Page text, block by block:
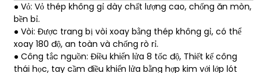
● Vỏ: Vỏ thép không gỉ dày chất lượng cao, chống ăn mòn,
bền bỉ.
● Vòi: Được trang bị vòi xoay bằng thép không gỉ, có thể
xoay 180 độ, an toàn và chống rò rỉ.
● Công tắc nguồn: Điều khiển lửa 8 tốc độ, Thiết kế công
thái học, tay cầm điều khiển lửa bằng hợp kim với lớp lót